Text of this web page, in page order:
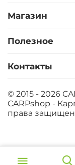
Магазин
Полезное
Контакты
© 2015 - 2026
CARPshop -
права
‍8 067‍